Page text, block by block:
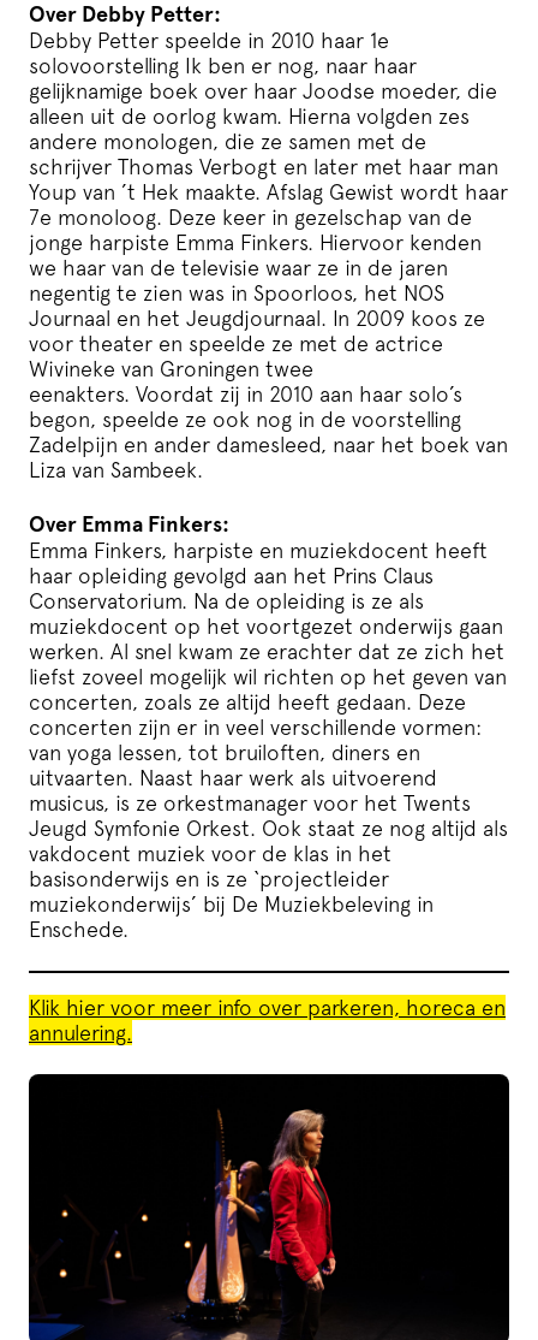
Over Debby Petter:
Debby Petter speelde in 2010 haar 1e
solovoorstelling Ik ben er nog, naar haar
gelijknamige boek over haar Joodse moeder, die
alleen uit de oorlog kwam. Hierna volgden zes
andere monologen, die ze samen met de
schrijver Thomas Verbogt en later met haar man
Youp van ’t Hek maakte. Afslag Gewist wordt haar
7e monoloog. Deze keer in gezelschap van de
jonge harpiste Emma Finkers. Hiervoor kenden
we haar van de televisie waar ze in de jaren
negentig te zien was in Spoorloos, het NOS
Journaal en het Jeugdjournaal. In 2009 koos ze
voor theater en speelde ze met de actrice
Wivineke van Groningen twee
eenakters. Voordat zij in 2010 aan haar solo’s
begon, speelde ze ook nog in de voorstelling
Zadelpijn en ander damesleed, naar het boek van
Liza van Sambeek.
Over Emma Finkers:
Emma Finkers, harpiste en muziekdocent heeft
haar opleiding gevolgd aan het Prins Claus
Conservatorium. Na de opleiding is ze als
muziekdocent op het voortgezet onderwijs gaan
werken. Al snel kwam ze erachter dat ze zich het
liefst zoveel mogelijk wil richten op het geven van
concerten, zoals ze altijd heeft gedaan. Deze
concerten zijn er in veel verschillende vormen:
van yoga lessen, tot bruiloften, diners en
uitvaarten. Naast haar werk als uitvoerend
musicus, is ze orkestmanager voor het Twents
Jeugd Symfonie Orkest. Ook staat ze nog altijd als
vakdocent muziek voor de klas in het
basisonderwijs en is ze ‘projectleider
muziekonderwijs’ bij De Muziekbeleving in
Enschede.
Klik hier voor meer info over parkeren, horeca en
annulering.